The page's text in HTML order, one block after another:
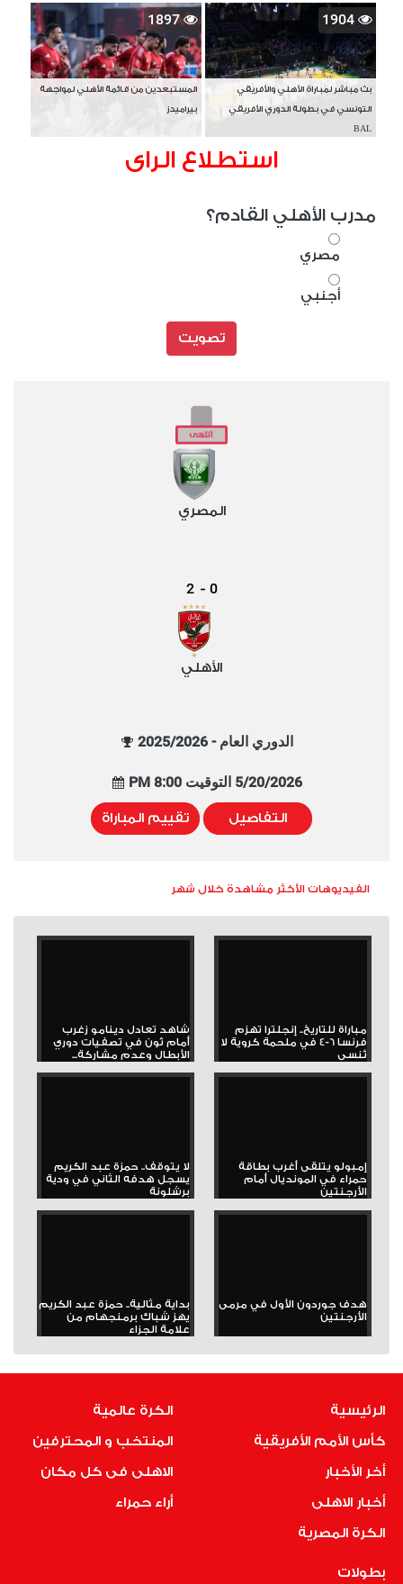
1904
بث مباشر لمباراة الأهلي والأفريقي
التونسي في بطولة الدوري الأفريقي
BAL
1897
المستبعدين من قائمة الأهلي لمواجهة
بيراميدز
استطلاع الراى
مدرب الأهلي القادم؟
مصري
أجنبي
تصويت
المصري
0
-
2
الأهلي
الدوري العام - 2025/2026
5/20/2026 التوقيت 8:00 PM
التفاصيل تقييم المباراة
الفيديوهات الأكثر مشاهدة خلال شهر
مباراة للتاريخ.. إنجلترا تهزم
فرنسا 6-4 في ملحمة كروية لا
تُنسى
شاهد تعادل دينامو زغرب
أمام ثون في تصفيات دوري
الأبطال وعدم مشاركة...
إمبولو يتلقى أغرب بطاقة
حمراء في المونديال أمام
الأرجنتين
لا يتوقف.. حمزة عبد الكريم
يسجل هدفه الثاني في ودية
برشلونة
هدف جوردون الأول في مرمى
الأرجنتين
بداية مثالية.. حمزة عبد الكريم
يهز شباك برمنجهام من
علامة الجزاء
الرئيسية
كأس الأمم الأفريقية
أخر الأخبار
أخبار الاهلى
الكرة المصرية
الكرة عالمية
المنتخب و المحترفين
الاهلى فى كل مكان
أراء حمراء
بطولات